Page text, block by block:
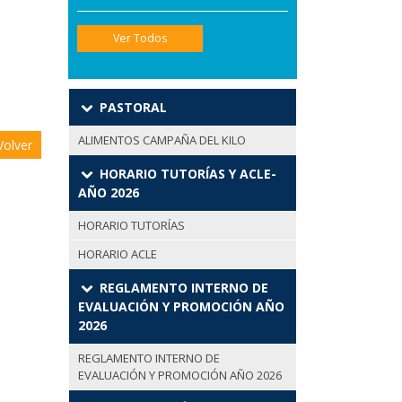
Ver Todos
PASTORAL
ALIMENTOS CAMPAÑA DEL KILO
HORARIO TUTORÍAS Y ACLE-
AÑO 2026
HORARIO TUTORÍAS
HORARIO ACLE
REGLAMENTO INTERNO DE
EVALUACIÓN Y PROMOCIÓN AÑO
2026
REGLAMENTO INTERNO DE
EVALUACIÓN Y PROMOCIÓN AÑO 2026